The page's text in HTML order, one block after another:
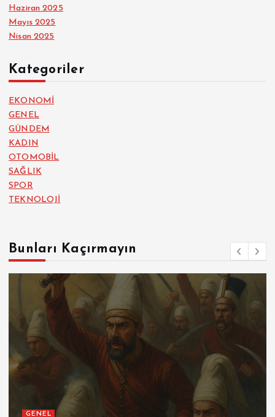
Haziran 2025
Mayıs 2025
Nisan 2025
Kategoriler
EKONOMİ
GENEL
GÜNDEM
KADIN
OTOMOBİL
SAĞLIK
SPOR
TEKNOLOJİ
Bunları Kaçırmayın
GENEL